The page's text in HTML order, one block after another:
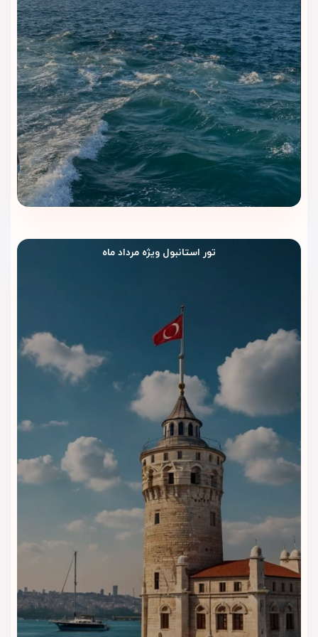
هتل آترو استانبول را با ویداگشت رزرو
کنیم؟
وقتی صحبت از رزرو هتل در استانبول می‌شود، انتخاب یک مرجع
معتبر و مطمئن اهمیت زیادی دارد. با رزروهتل آترو استانبول از
ویژه و پشتیبانی حرفه‌ای برخوردار خواهید شد.
پشتیبانی ۲۴ ساعته
در طول سفر برای پاسخ‌گویی به تمام
نیازها
مشاوره رایگان انتخاب اتاق
متناسب با سلیقه و بودجه شما
پکیج‌های کامل تور استانبولشامل پرواز، ترانسفر فرودگاهی و
اقامت در هتل آترو
رزرو سریع و آسان آنلاینبدون نیاز به مراجعه حضوری
اعتبار و تجربه ویداگشتبه‌عنوان یکی از معتبرترین مراجع
«رزرو هتل آترو استانبول با ویداگشت به معنای تضمین بهترین
قیمت، پشتیبانی ۲۴ ساعته، تخفیف‌های ویژه و تجربه سفری راحت
و بدون دغدغه است.»
تور استانبول ویژه مرداد ماه